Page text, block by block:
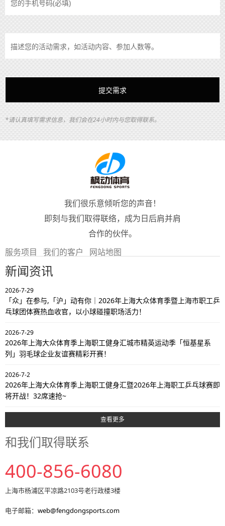
*请认真填写需求信息，我们会在24小时内与您取得联系。
我们很乐意倾听您的声音！
即刻与我们取得联络，成为日后肩并肩
合作的伙伴。
服务项目
我们的客户 网站地图
新闻资讯
2026-7-29
「众」在参与,「沪」动有你｜2026年上海大众体育季暨上海市职工乒
乓球团体赛热血收官，以小球碰撞职场活力！
2026-7-29
2026年上海大众体育季上海职工健身汇城市精英运动季「恒基星系
列」羽毛球企业友谊赛精彩开赛！
2026-7-2
2026年上海大众体育季上海职工健身汇暨2026年上海职工乒乓球赛即
将开战！32席速抢~
查看更多
和我们取得联系
400-856-6080
上海市杨浦区平凉路2103号老行政楼3楼
电子邮箱： web@fengdongsports.com